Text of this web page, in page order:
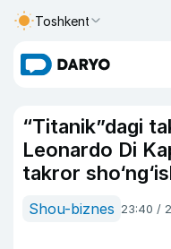
Toshkent
“Titanik”dagi
Leonardo Di
takror
Shou-biznes 23:40 /